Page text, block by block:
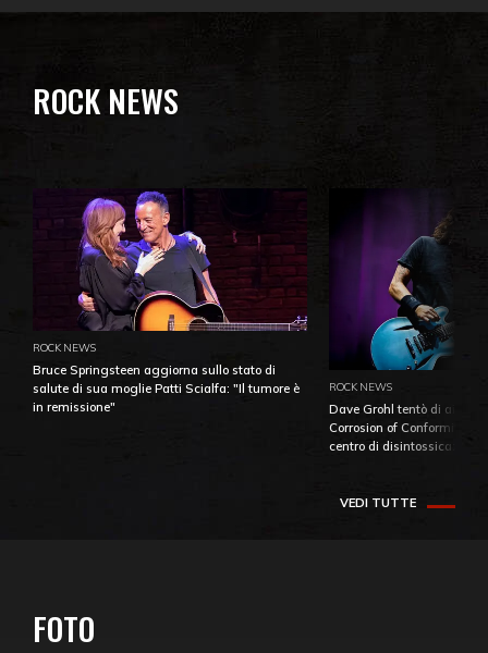
ROCK NEWS
ROCK NEWS
Bruce Springsteen aggiorna sullo stato di
salute di sua moglie Patti Scialfa: "Il tumore è
in remissione"
ROCK NEWS
Dave Grohl tentò di
Corrosion of Conformity
centro di
VEDI TUTTE
FOTO